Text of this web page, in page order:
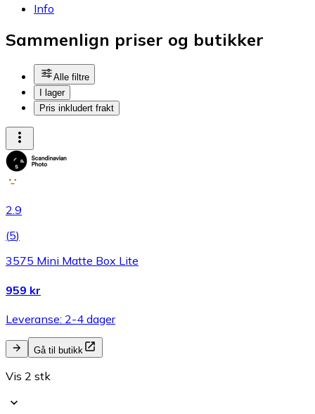
Info
Sammenlign priser og butikker
Alle filtre
I lager
Pris inkludert frakt
2.9
(5)
3575 Mini Matte Box Lite
959 kr
Leveranse: 2-4 dager
Gå til butikk
Vis 2 stk